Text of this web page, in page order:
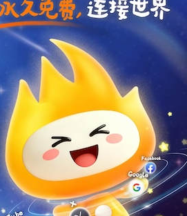
支持
旋风加速器
软件中心 雷霆加速
狂飙加速器
飞狗加速器
猎豹加速器